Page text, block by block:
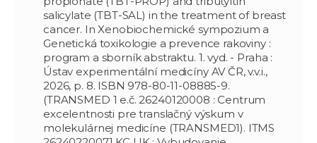
salicylate (TBT-SAL) in the treatment of breast
cancer. In Xenobiochemické sympozium a
Genetická toxikologie a prevence rakoviny :
program a sborník abstraktu. 1. vyd. - Praha :
Ústav experimentální medicíny AV ČR, v.v.i.,
2026, p. 8. ISBN 978-80-11-08885-9.
(TRANSMED 1 e.č. 26240120008 : Centrum
excelentnosti pre translačný výskum v
molekulárnej medicíne (TRANSMED1). ITMS